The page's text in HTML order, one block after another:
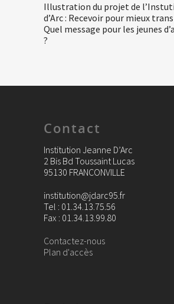
Illustration du projet de
d’Arc : Recevoir pour mieux
Quel message pour les jeunes
?
Contact
Institution Jeanne D’Arc
2 Bis Bd Toussaint Lucas
95130 FRANCONVILLE
institution@jdarc95.fr
Tel : 01.34.13.75.56
Fax : 01.34.13.99.80
Contactez-nous
Plan d'accès